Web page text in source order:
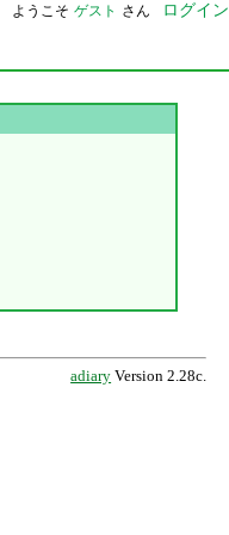
ようこそ ゲスト さん ログイン
adiary Version 2.28c.